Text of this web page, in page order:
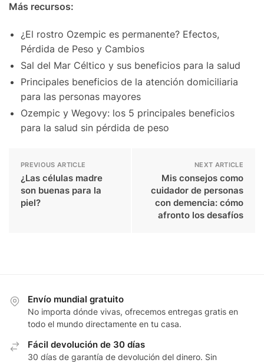
Más recursos:
¿El rostro Ozempic es permanente? Efectos,
Pérdida de Peso y Cambios
Sal del Mar Céltico y sus beneficios para la salud
Principales beneficios de la atención domiciliaria
para las personas mayores
Ozempic y Wegovy: los 5 principales beneficios
para la salud sin pérdida de peso
PREVIOUS ARTICLE
¿Las células madre
son buenas para la
piel?
NEXT ARTICLE
Mis consejos como
cuidador de personas
con demencia: cómo
afronto los desafíos
Envío mundial gratuito
No importa dónde vivas, ofrecemos entregas gratis en
todo el mundo directamente en tu casa.
Fácil devolución de 30 días
30 días de garantía de devolución del dinero. Sin